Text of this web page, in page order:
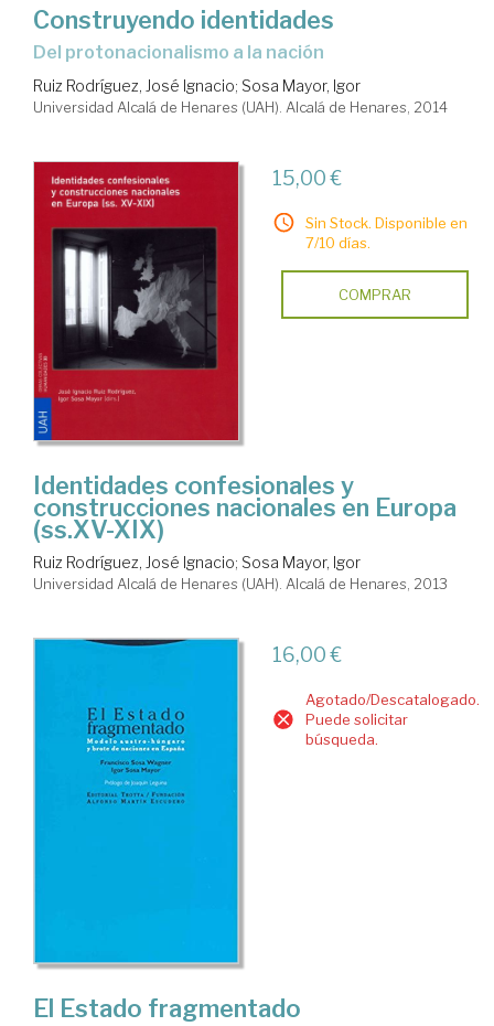
Construyendo identidades
del protonacionalismo a la nación
Ruiz Rodríguez, José Ignacio; Sosa Mayor, Igor
Universidad Alcalá de Henares (UAH). Alcalá de Henares, 2014
15,00 €
Sin Stock. Disponible en
7/10 días.
COMPRAR
Identidades confesionales y
construcciones nacionales en Europa
(ss.XV-XIX)
Ruiz Rodríguez, José Ignacio; Sosa Mayor, Igor
Universidad Alcalá de Henares (UAH). Alcalá de Henares, 2013
16,00 €
Agotado/Descatalogado.
Puede solicitar
búsqueda.
El Estado fragmentado